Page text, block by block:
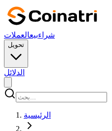
شراءبيعالعملات
تحويل
الدلائل
الرئيسية